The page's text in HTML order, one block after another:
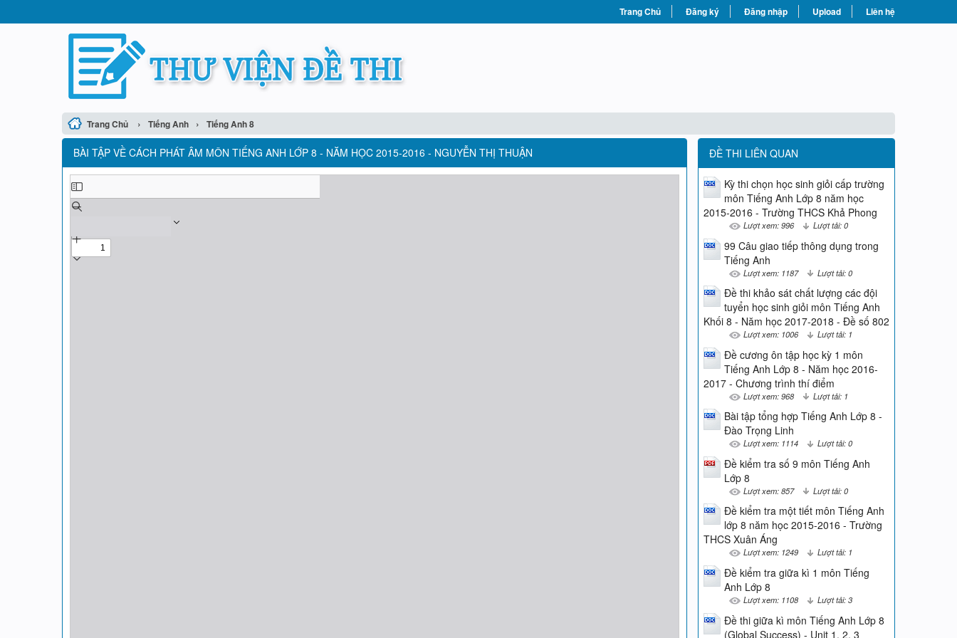
Trang Chủ Đăng ký Đăng nhập Upload Liên hệ
Trang Chủ › Tiếng Anh › Tiếng Anh 8
BÀI TẬP VỀ CÁCH PHÁT ÂM MÔN TIẾNG ANH LỚP 8 - NĂM HỌC 2015-2016 - NGUYỄN THỊ THUẬN ĐỀ THI LIÊN QUAN
Kỳ thi chọn học sinh giỏi cấp trường
môn Tiếng Anh Lớp 8 năm học
2015-2016 - Trường THCS Khả Phong
Lượt xem: 996 Lượt tải: 0
99 Câu giao tiếp thông dụng trong
Tiếng Anh
Lượt xem: 1187 Lượt tải: 0
Đề thi khảo sát chất lượng các đội
tuyển học sinh giỏi môn Tiếng Anh
Khối 8 - Năm học 2017-2018 - Đề số 802
Lượt xem: 1006 Lượt tải: 1
Đề cương ôn tập học kỳ 1 môn
Tiếng Anh Lớp 8 - Năm học 2016-
2017 - Chương trình thí điểm
Lượt xem: 968 Lượt tải: 1
Bài tập tổng hợp Tiếng Anh Lớp 8 -
Đào Trọng Linh
Lượt xem: 1114 Lượt tải: 0
Đề kiểm tra số 9 môn Tiếng Anh
Lớp 8
Lượt xem: 857 Lượt tải: 0
Đề kiểm tra một tiết môn Tiếng Anh
lớp 8 năm học 2015-2016 - Trường
THCS Xuân Áng
Lượt xem: 1249 Lượt tải: 1
Đề kiểm tra giữa kì 1 môn Tiếng
Anh Lớp 8
Lượt xem: 1108 Lượt tải: 3
Đề thi giữa kì môn Tiếng Anh Lớp 8
(Global Success) - Unit 1, 2, 3